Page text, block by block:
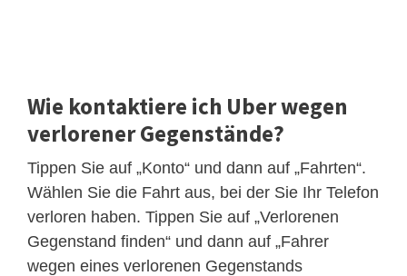
Wie kontaktiere ich Uber wegen
verlorener Gegenstände?
Tippen Sie auf „Konto“ und dann auf „Fahrten“.
Wählen Sie die Fahrt aus, bei der Sie Ihr Telefon
verloren haben. Tippen Sie auf „Verlorenen
Gegenstand finden“ und dann auf „Fahrer
wegen eines verlorenen Gegenstands